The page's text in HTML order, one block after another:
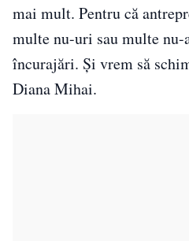
mai mult. Pentru că
multe nu-uri sau multe
încurajări. Și vrem să
Diana Mihai.